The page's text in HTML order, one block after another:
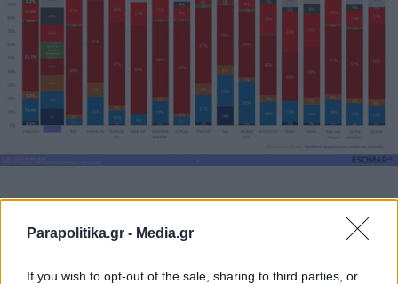
Parapolitika.gr - Media.gr
If you wish to opt-out of the sale, sharing to third parties, or
Απογοητευτικό είναι το σχεδόν ανύπαρκτο και